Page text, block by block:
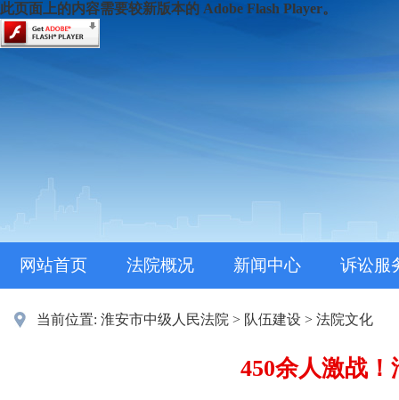
此页面上的内容需要较新版本的 Adobe Flash Player。
网站首页 法院概况 新闻中心 诉讼服
当前位置: 淮安市中级人民法院 > 队伍建设 > 法院文化
450余人激战